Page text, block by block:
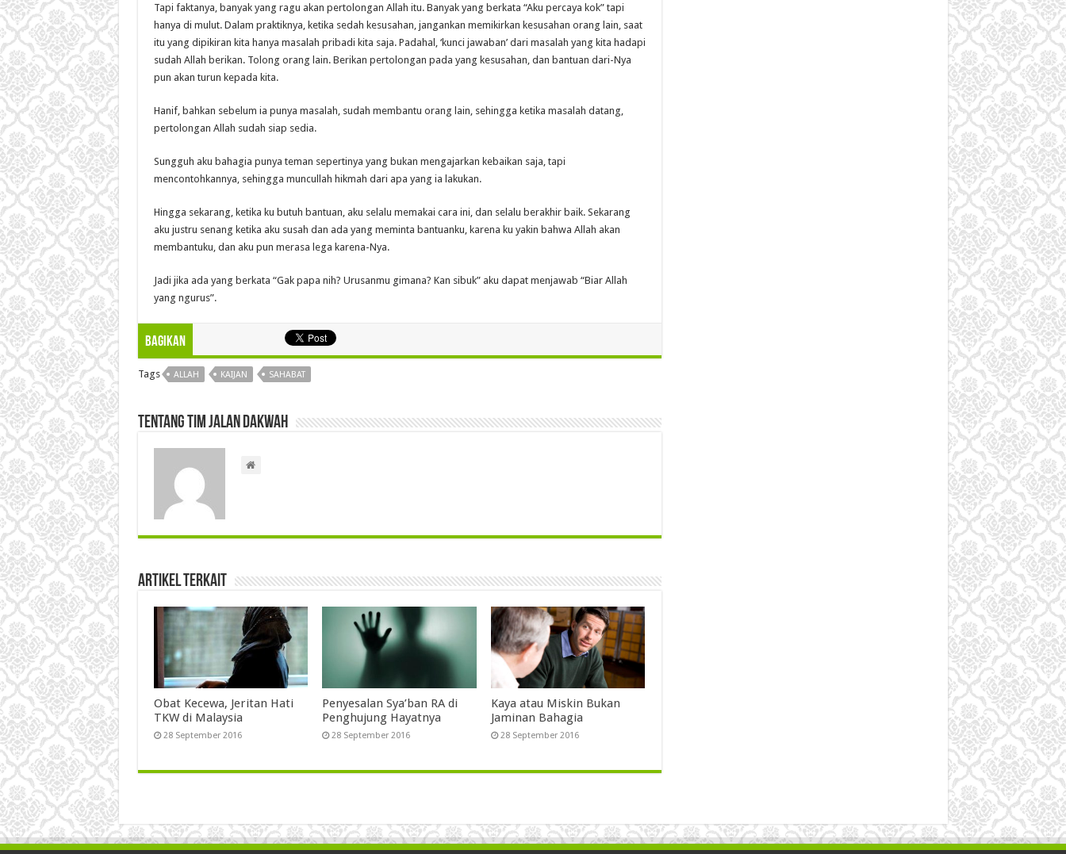
Tapi faktanya, banyak yang ragu akan pertolongan Allah itu. Banyak yang berkata “Aku percaya kok” tapi
hanya di mulut. Dalam praktiknya, ketika sedah kesusahan, jangankan memikirkan kesusahan orang lain, saat
itu yang dipikiran kita hanya masalah pribadi kita saja. Padahal, ‘kunci jawaban’ dari masalah yang kita hadapi
sudah Allah berikan. Tolong orang lain. Berikan pertolongan pada yang kesusahan, dan bantuan dari-Nya
pun akan turun kepada kita.
Hanif, bahkan sebelum ia punya masalah, sudah membantu orang lain, sehingga ketika masalah datang,
pertolongan Allah sudah siap sedia.
Sungguh aku bahagia punya teman sepertinya yang bukan mengajarkan kebaikan saja, tapi
mencontohkannya, sehingga muncullah hikmah dari apa yang ia lakukan.
Hingga sekarang, ketika ku butuh bantuan, aku selalu memakai cara ini, dan selalu berakhir baik. Sekarang
aku justru senang ketika aku susah dan ada yang meminta bantuanku, karena ku yakin bahwa Allah akan
membantuku, dan aku pun merasa lega karena-Nya.
Jadi jika ada yang berkata “Gak papa nih? Urusanmu gimana? Kan sibuk” aku dapat menjawab “Biar Allah
yang ngurus”.
Bagikan
Tags ALLAH KAIJAN SAHABAT
Tentang Tim Jalan Dakwah
Artikel Terkait
Obat Kecewa, Jeritan Hati
TKW di Malaysia
28 September 2016
Penyesalan Sya’ban RA di
Penghujung Hayatnya
28 September 2016
Kaya atau Miskin Bukan
Jaminan Bahagia
28 September 2016